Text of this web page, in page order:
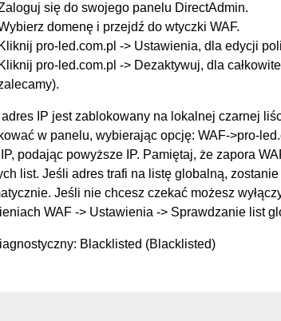
się do swojego panelu DirectAdmin.
domenę i przejdź do wtyczki WAF.
Kliknij pro-led.com.pl -> Ustawienia, dla edycji
Kliknij pro-led.com.pl -> Dezaktywuj, dla
IP jest zablokowany na lokalnej czarnej
w panelu, wybierając opcję: WAF->pro-
podając powyższe IP. Pamiętaj, że zapora
list. Jeśli adres trafi na listę globalną,
Jeśli nie chcesz czekać możesz
WAF -> Ustawienia -> Sprawdzanie list
Blacklisted (Blacklisted)